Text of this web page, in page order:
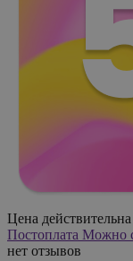
Цена
Постоплата Можно
нет отзывов